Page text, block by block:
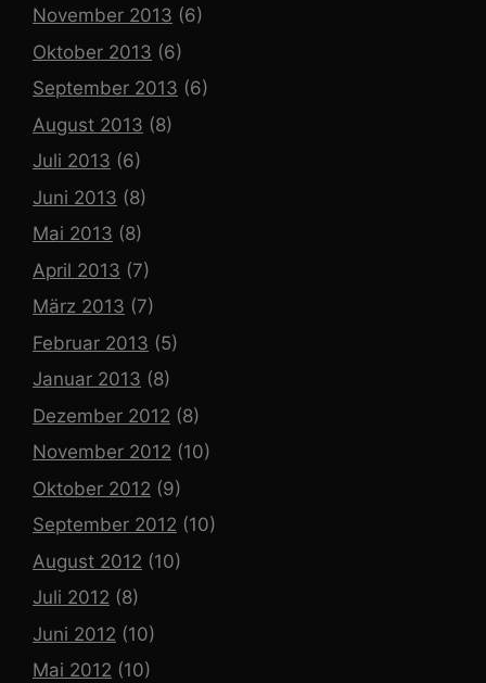
November 2013 (6)
Oktober 2013 (6)
September 2013 (6)
August 2013 (8)
Juli 2013 (6)
Juni 2013 (8)
Mai 2013 (8)
April 2013 (7)
März 2013 (7)
Februar 2013 (5)
Januar 2013 (8)
Dezember 2012 (8)
November 2012 (10)
Oktober 2012 (9)
September 2012 (10)
August 2012 (10)
Juli 2012 (8)
Juni 2012 (10)
Mai 2012 (10)